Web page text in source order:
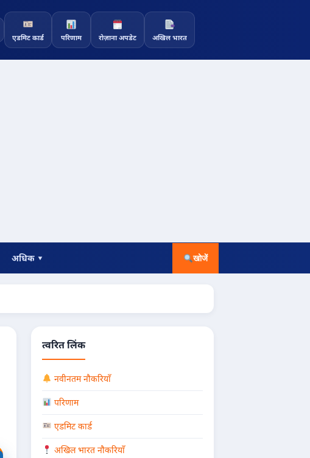
एडमिट कार्ड परिणाम रोज़ाना अपडेट अखिल भारत
अधिक ▾ खोजें
त्वरित लिंक
नवीनतम नौकरियाँ
परिणाम
एडमिट कार्ड
अखिल भारत नौकरियाँ